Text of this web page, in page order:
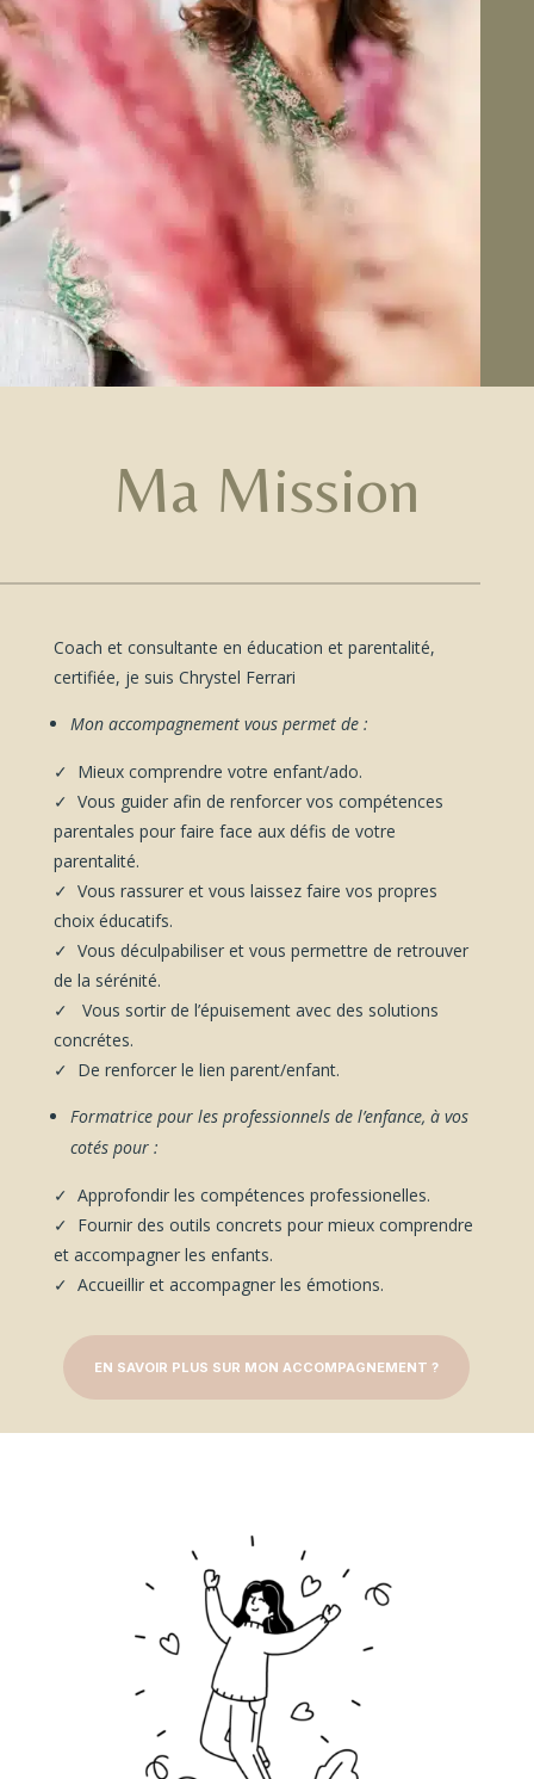
Ma Mission
Coach et consultante en éducation et parentalité,
certifiée, je suis Chrystel Ferrari
Mon accompagnement vous permet de :
✓ Mieux comprendre votre enfant/ado.
✓ Vous guider afin de renforcer vos compétences
parentales pour faire face aux défis de votre
parentalité.
✓ Vous rassurer et vous laissez faire vos propres
choix éducatifs.
✓ Vous déculpabiliser et vous permettre de retrouver
de la sérénité.
✓ Vous sortir de l’épuisement avec des solutions
concrétes.
✓ De renforcer le lien parent/enfant.
Formatrice pour les professionnels de l’enfance, à vos
cotés pour :
✓ Approfondir les compétences professionelles.
✓ Fournir des outils concrets pour mieux comprendre
et accompagner les enfants.
✓ Accueillir et accompagner les émotions.
EN SAVOIR PLUS SUR MON ACCOMPAGNEMENT ?